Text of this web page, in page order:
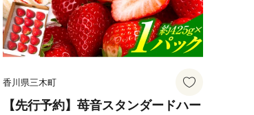
川 香川県 三木町 |_mk006-132
香川県三木町
【先行予約】苺音スタンダードハー